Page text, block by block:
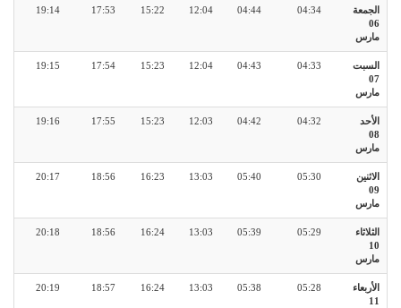
الجمعة
06
مارس
04:34
04:44
12:04
15:22
17:53
19:14
السبت
07
مارس
04:33
04:43
12:04
15:23
17:54
19:15
الأحد
08
مارس
04:32
04:42
12:03
15:23
17:55
19:16
الاثنين
09
مارس
05:30
05:40
13:03
16:23
18:56
20:17
الثلاثاء
10
مارس
05:29
05:39
13:03
16:24
18:56
20:18
الأربعاء
11
05:28
05:38
13:03
16:24
18:57
20:19